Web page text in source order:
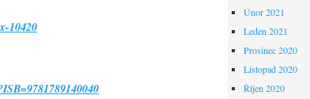
10420
Únor 2021
Leden 2021
Prosinec 2020
Listopad 2020
Říjen 2020